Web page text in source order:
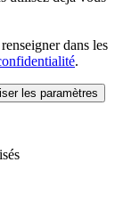
dans les
.
les paramètres